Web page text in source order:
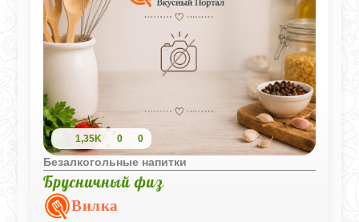
1,35K 0 0
Безалкогольные напитки
Брусничный физ
Вилка